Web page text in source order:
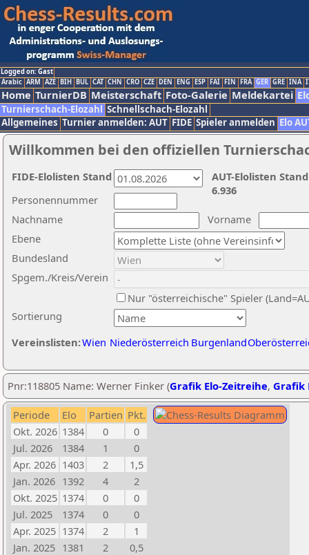
Logged on: Gast
Arabic ARM AZE BIH BUL CAT CHN CRO CZE DEN ENG ESP FAI FIN FRA GER GRE INA
Home TurnierDB Meisterschaft Foto-Galerie Meldekartei
Turnierschach-Elozahl Schnellschach-Elozahl
Allgemeines Turnier anmelden: AUT FIDE Spieler anmelden Elo
Willkommen bei den offiziellen
Nachname
Vorname
Ebene
Sortierung
Personennummer
Bundesland
Spgem./Kreis/Verein
Nur "österreichische" Spieler
Vereinslisten:Wien Niederösterreich Burgenland
AUT-Elolisten
6.936
FIDE-Elolisten Stand
Pnr:118805 Name: Werner Finker (Grafik Elo-Zeitreihe, Grafik
Periode Elo Partien Pkt.
Okt. 2026 1384 0
0
Jul. 2026
1384 1
0
Apr. 2026 1403 2
1,5
Jan. 2026 1392 4
2
Okt. 2025 1374 0
0
Jul. 2025
1374 0
0
Apr. 2025 1374 2
1
Jan. 2025 1381 2
0,5